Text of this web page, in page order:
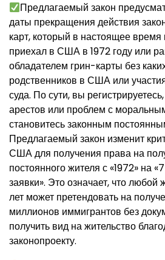
Предлагаемый закон
даты прекращения действия
карт, который в настоящее время
приехал в США в 1972 году или
обладателем грин-карты без
родственников в США или
суда. По сути, вы
арестов или проблем с
становитесь законным
Предлагаемый закон изменит
США для получения права на
постоянного жителя с «1972» на
заявки». Это означает, что
лет может претендовать на
миллионов иммигрантов без
получить вид на жительство
законопроекту.